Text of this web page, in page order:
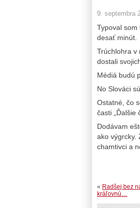
9. septembra
Typoval som
desať minút.
Trúchlohra v
dostali
Médiá budú
No Slováci
Ostatné, čo
časti „Ďalšie
Dodávam
ako výgrcky.
chamtivci a
« Radšej bez
kráľovnú…